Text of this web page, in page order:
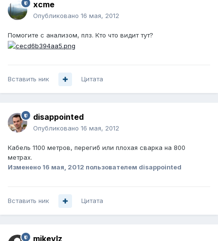
xcme
Опубликовано 16 мая, 2012
Помогите с анализом, плз. Кто что видит тут?
Вставить ник Цитата
disappointed
Опубликовано 16 мая, 2012
Кабель 1100 метров, перегиб или плохая сварка на 800
метрах.
Изменено 16 мая, 2012 пользователем disappointed
Вставить ник Цитата
mikevlz